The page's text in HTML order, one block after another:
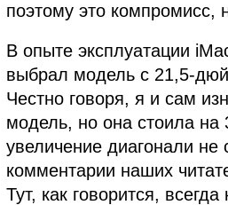
поэтому это компромисс,
В опыте эксплуатации
выбрал модель с 21,5-
Честно говоря, я и сам
модель, но она стоила
увеличение диагонали не
комментарии наших
Тут, как говорится,